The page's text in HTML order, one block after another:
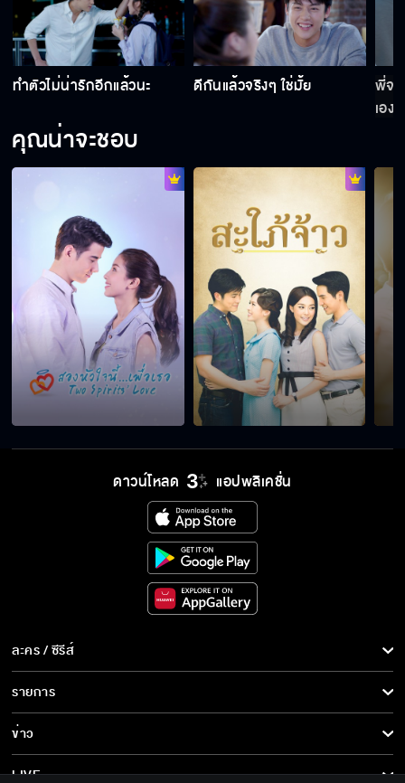
ทำตัวไม่น่ารักอีกแล้วนะ ดีกันแล้วจริงๆ ใช่มั้ย
พี่จะ
เอง
คุณน่าจะชอบ
ดาวน์โหลด แอปพลิเคชั่น
ละคร / ซีรีส์
ละคร/ซีรีส์
ซีรีส์นานาชาติ
การ์ตูน & เกม
รายการ
รายการทั้งหมด
ข่าว
ข่าวทั้งหมด
LIVE